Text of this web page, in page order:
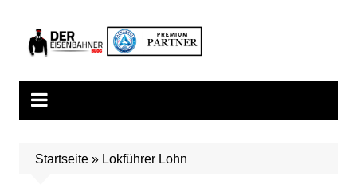
springen
Startseite» Lokführer Lohn